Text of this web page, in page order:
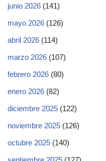
junio 2026 (141)
mayo 2026 (126)
abril 2026 (114)
marzo 2026 (107)
febrero 2026 (80)
enero 2026 (82)
diciembre 2025 (122)
noviembre 2025 (126)
octubre 2025 (140)